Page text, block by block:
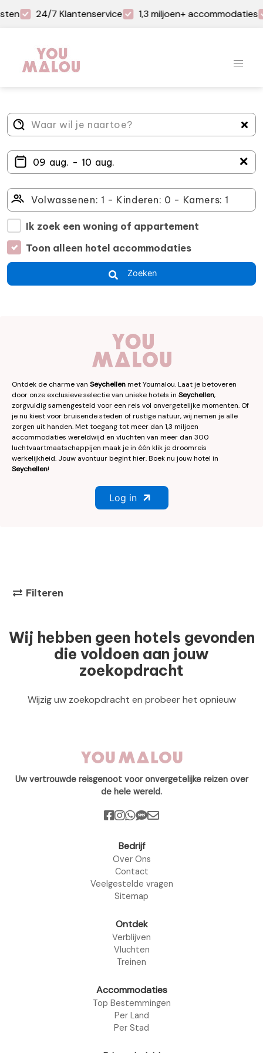
24/7 Klantenservice 1,3 miljoen+ accommodaties
＋
Ik zoek een woning of appartement
Toon alleen hotel accommodaties
Zoeken
Ontdek de charme van Seychellenmet Youmalou. Laat je betoveren
door onze exclusieve selectie van unieke hotels in Seychellen,
zorgvuldig samengesteld voor een reis vol onvergetelijke momenten. Of
je nu kiest voor bruisende steden of rustige natuur, wij nemen je alle
zorgen uit handen. Met toegang tot meer dan 1,3 miljoen
accommodaties wereldwijd en vluchten van meer dan 300
luchtvaartmaatschappijen maak je in één klik je droomreis
werkelijkheid. Jouw avontuur begint hier. Boek nu jouw hotel in
Seychellen!
Log in
Filteren
Wij hebben geen hotels gevonden
die voldoen aan jouw
zoekopdracht
Wijzig uw zoekopdracht en probeer het opnieuw
Uw vertrouwde reisgenoot voor onvergetelijke reizen over
de hele wereld.
Bedrijf
Over Ons
Contact
Veelgestelde vragen
Sitemap
Ontdek
Verblijven
Vluchten
Treinen
Accommodaties
Top Bestemmingen
Per Land
Per Stad